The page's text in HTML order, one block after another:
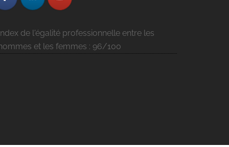
de l'égalité professionnelle entre les
et les femmes : 96/100